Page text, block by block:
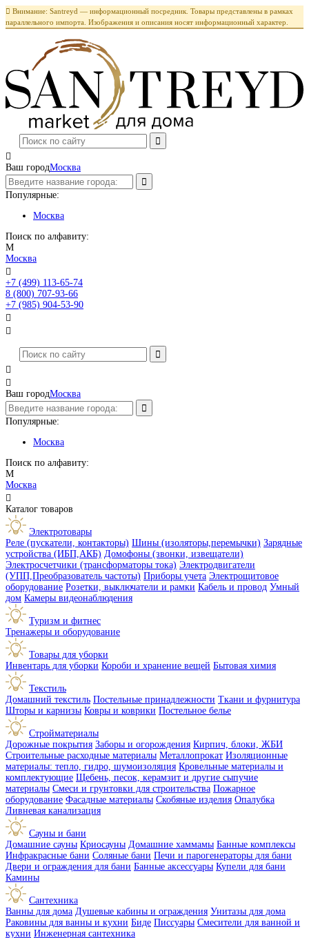
 Внимание: Santreyd — информационный посредник. Товары представлены в рамках
параллельного импорта. Изображения и описания носят информационный характер.

Ваш городМосква
Популярные:
Москва
Поиск по алфавиту:
М
Москва

+7 (499) 113-65-74
8 (800) 707-93-66
+7 (985) 904-53-90




Ваш городМосква
Популярные:
Москва
Поиск по алфавиту:
М
Москва

Каталог товаров
Электротовары
Реле (пускатели, контакторы) Шины (изоляторы,перемычки) Зарядные
устройства (ИБП,АКБ) Домофоны (звонки, извещатели)
Электросчетчики (трансформаторы тока) Электродвигатели
(УПП,Преобразователь частоты) Приборы учета Электрощитовое
оборудование Розетки, выключатели и рамки Кабель и провод Умный
дом Камеры видеонаблюдения
Туризм и фитнес
Тренажеры и оборудование
Товары для уборки
Инвентарь для уборки Короби и хранение вещей Бытовая химия
Текстиль
Домашний текстиль Постельные принадлежности Ткани и фурнитура
Шторы и карнизы Ковры и коврики Постельное белье
Стройматериалы
Дорожные покрытия Заборы и огорождения Кирпич, блоки, ЖБИ
Строительные расходные материалы Металлопрокат Изоляционные
материалы: тепло, гидро, шумоизоляция Кровельные материалы и
комплектующие Щебень, песок, керамзит и другие сыпучие
материалы Смеси и грунтовки для строительства Пожарное
оборудование Фасадные материалы Скобяные изделия Опалубка
Ливневая канализация
Сауны и бани
Домашние сауны Криосауны Домашние хаммамы Банные комплексы
Инфракрасные бани Соляные бани Печи и парогенераторы для бани
Двери и ограждения для бани Банные аксессуары Купели для бани
Камины
Сантехника
Ванны для дома Душевые кабины и ограждения Унитазы для дома
Раковины для ванны и кухни Биде Писсуары Смесители для ванной и
кухни Инженерная сантехника